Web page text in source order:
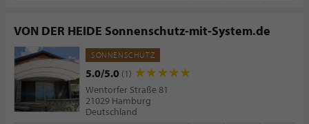
VON DER HEIDE Sonnenschutz-mit-System.de
SONNENSCHUTZ
5.0/5.0 (1)
Wentorfer Straße 81
21029 Hamburg
Deutschland